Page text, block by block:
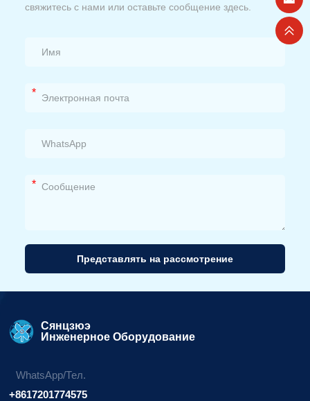
свяжитесь с нами или оставьте сообщение здесь.
*
*
Представлять на рассмотрение
вариант:
Сянцзюэ
Инженерное Оборудование
WhatsApp/Тел.
+8617201774575